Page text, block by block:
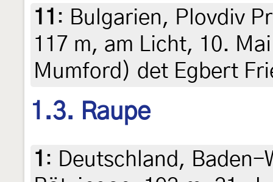
11 : Bulgarien, Plovdiv
117 m, am Licht, 10.
Mumford) det Egbert
1.3. Raupe
1 : Deutschland,